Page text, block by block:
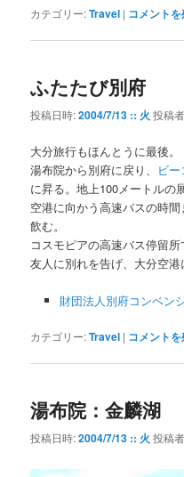
カテゴリー:Travel | コメント
ふたたび別府
投稿日時:2004/7/13 :: 火 投稿
大分旅行もほんとうに最後。
湯布院から別府に戻り、
ビ
に昇る。地上100メートルの
空港に向かう高速バスの時
飲む。
コスモピアの高速バス停留
友人に別れを告げ、大分空港
財団法人別府コンベン
カテゴリー:Travel | コメント
湯布院：金麟湖
投稿日時:2004/7/13 :: 火 投稿